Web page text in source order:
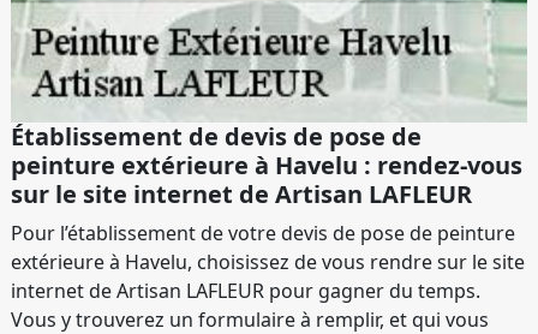
Établissement de devis de pose de
peinture extérieure à Havelu : rendez-vous
sur le site internet de Artisan LAFLEUR
Pour l’établissement de votre devis de pose de peinture
extérieure à Havelu, choisissez de vous rendre sur le site
internet de Artisan LAFLEUR pour gagner du temps.
Vous y trouverez un formulaire à remplir, et qui vous